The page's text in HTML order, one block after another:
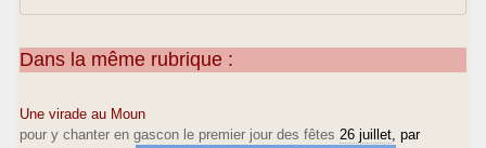
Dans la même rubrique :
Une virade au Moun
pour y chanter en gascon le premier jour des fêtes 26 juillet , par